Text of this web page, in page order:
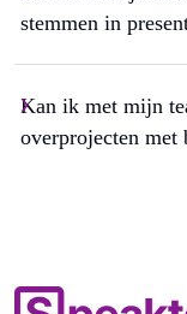
stemmen in
Kan ik met mijn
overprojecten met